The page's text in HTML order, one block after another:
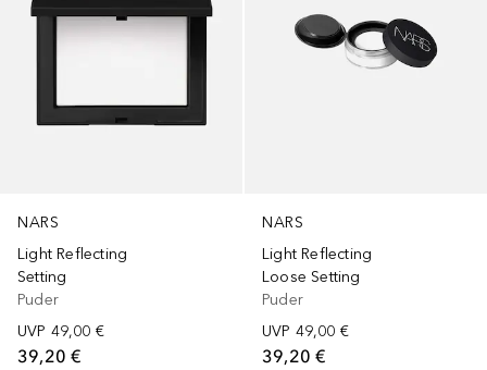
NARS
Light Reflecting
Setting
Puder
UVP 49,00 €
39,20 €
NARS
Light Reflecting
Loose Setting
Puder
UVP 49,00 €
39,20 €